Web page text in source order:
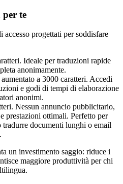
per te
progettati per soddisfare
Ideale per traduzioni rapide
anonimamente.
a 3000 caratteri. Accedi
e godi di tempi di elaborazione
anonimi.
Nessun annuncio pubblicitario,
prestazioni ottimali. Perfetto per
tradurre documenti lunghi o email
un investimento saggio: riduce i
maggiore produttività per chi